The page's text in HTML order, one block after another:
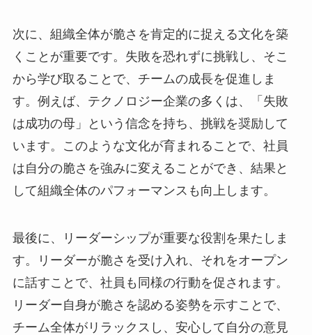
次に、組織全体が脆さを肯定的に捉える文化を築
くことが重要です。失敗を恐れずに挑戦し、そこ
から学び取ることで、チームの成長を促進しま
す。例えば、テクノロジー企業の多くは、「失敗
は成功の母」という信念を持ち、挑戦を奨励して
います。このような文化が育まれることで、社員
は自分の脆さを強みに変えることができ、結果と
して組織全体のパフォーマンスも向上します。
最後に、リーダーシップが重要な役割を果たしま
す。リーダーが脆さを受け入れ、それをオープン
に話すことで、社員も同様の行動を促されます。
リーダー自身が脆さを認める姿勢を示すことで、
チーム全体がリラックスし、安心して自分の意見